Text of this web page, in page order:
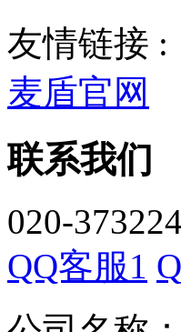
友情链接 :
麦盾官网
联系我们
020-
QQ客服1